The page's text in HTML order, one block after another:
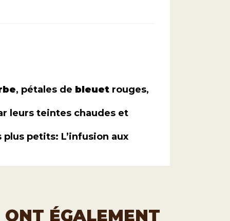
, pétales de bleuet rouges,
leurs teintes chaudes et
petits: L’infusion aux
ÉGALEMENT